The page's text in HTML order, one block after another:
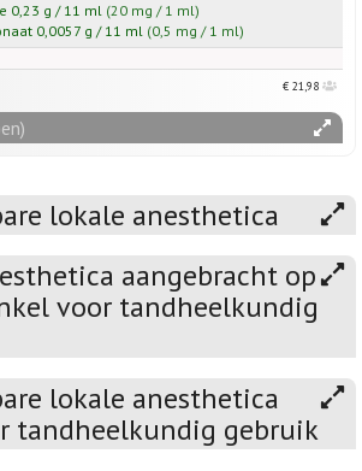
0,23 g / 11 ml (20 mg / 1 ml)
0,0057 g / 11 ml (0,5 mg / 1 ml)
€ 21,98
lokale anesthetica
aangebracht op
voor tandheelkundig
lokale anesthetica
tandheelkundig gebruik